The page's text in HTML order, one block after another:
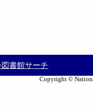
書館サーチ
Copyright ©